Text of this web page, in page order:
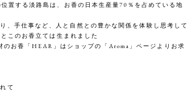
置する淡路島は、お香の日本生産量70％を占めている地
、手仕事など、人と自然との豊かな関係を体験し思考して
このお香立ては生まれました
お香「HEAR」はショップの「Aroma」ページよりお求
て